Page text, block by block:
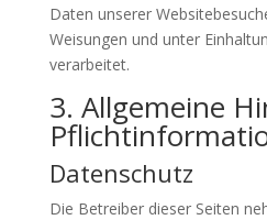
Daten unserer
Weisungen und unter
verarbeitet.
3. Allgemeine
Datenschutz
Die Betreiber dieser Seiten